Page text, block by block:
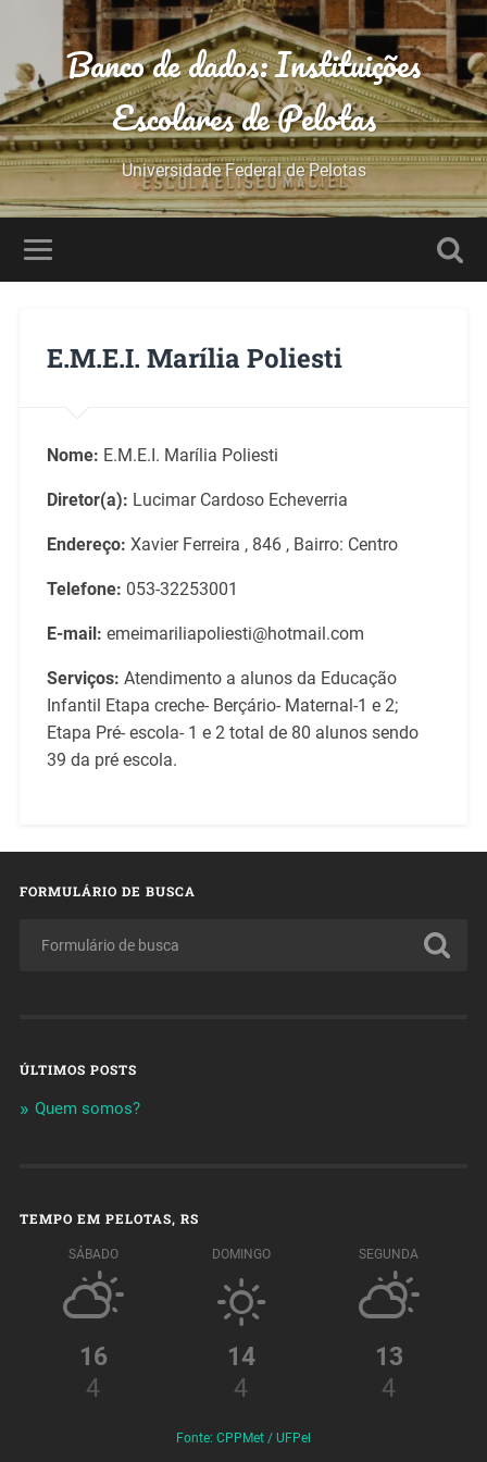
Banco de dados: Instituições
Escolares de Pelotas
Universidade Federal de Pelotas
E.M.E.I. Marília Poliesti
Nome: E.M.E.I. Marília Poliesti
Diretor(a): Lucimar Cardoso Echeverria
Endereço: Xavier Ferreira , 846 , Bairro: Centro
Telefone: 053-32253001
E-mail: emeimariliapoliesti@hotmail.com
Serviços: Atendimento a alunos da Educação
Infantil Etapa creche- Berçário- Maternal-1 e 2;
Etapa Pré- escola- 1 e 2 total de 80 alunos sendo
39 da pré escola.
FORMULÁRIO DE BUSCA
ÚLTIMOS POSTS
Quem somos?
TEMPO EM PELOTAS, RS
SÁBADO
16
4
DOMINGO
14
4
SEGUNDA
13
4
Fonte: CPPMet / UFPel